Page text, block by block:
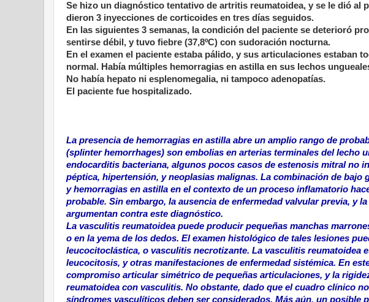
Se hizo un diagnóstico tentativo de artritis reumatoidea, y se le dió al
dieron 3 inyecciones de corticoides en tres días seguidos.
En las siguientes 3 semanas, la condición del paciente se deterioró
sentirse débil, y tuvo fiebre (37,8ºC) con sudoración nocturna.
En el examen el paciente estaba pálido, y sus articulaciones estaban
normal. Había múltiples hemorragias en astilla en sus lechos
No había hepato ni esplenomegalia, ni tampoco adenopatías.
El paciente fue hospitalizado.
La presencia de hemorragias en astilla abre un amplio rango de
(splinter hemorrhages) son embolias en arterias terminales del lecho
endocarditis bacteriana, algunos pocos casos de estenosis mitral no
péptica, hipertensión, y neoplasias malignas. La combinación de
y hemorragias en astilla en el contexto de un proceso inflamatorio
probable. Sin embargo, la ausencia de enfermedad valvular previa, y
argumentan contra este diagnóstico.
La vasculitis reumatoidea puede producir pequeñas manchas
o en la yema de los dedos. El examen histológico de tales lesiones
leucocitoclástica, o vasculitis necrotizante. La vasculitis reumatoidea
leucocitosis, y otras manifestaciones de enfermedad sistémica. En
compromiso articular simétrico de pequeñas articulaciones, y la
reumatoidea con vasculitis. No obstante, dado que el cuadro clínico
síndromes vasculíticos deben ser considerados. Más aún, un posible